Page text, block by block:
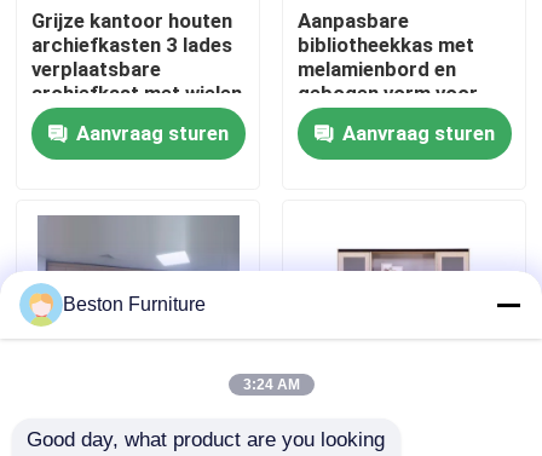
Kwaliteitscontrole
Neem contact met ons op
Nieuws
Gevallen
Bureau Werkstation Bureaus
Grijze kantoor houten
archiefkasten 3 lades
verplaatsbare
archiefkast met wielen
Aanvraag sturen
Aanpasbare
bibliotheekkas met
melamienbord en
gebogen vorm voor
kantooropslag
Aanvraag sturen
Gepersonaliseerde Hoog krabbestendige
Beston Furniture
3:24 AM
Good day, what product are you looking